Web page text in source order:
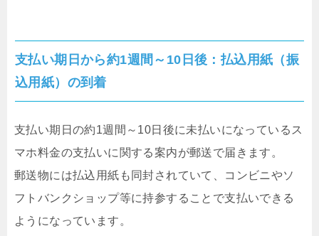
支払い期日から約1週間～10日後：払込用紙（振
込用紙）の到着
支払い期日の約1週間～10日後に未払いになっているス
マホ料金の支払いに関する案内が郵送で届きます。
郵送物には払込用紙も同封されていて、コンビニやソ
フトバンクショップ等に持参することで支払いできる
ようになっています。